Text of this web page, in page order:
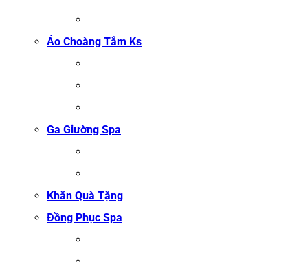
Áo Choàng Tắm Ks
Ga Giường Spa
Khăn Quà Tặng
Đồng Phục Spa